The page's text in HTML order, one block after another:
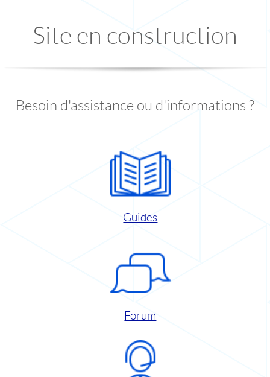
Site en construction
Besoin d'assistance ou d'informations ?
Guides
Forum